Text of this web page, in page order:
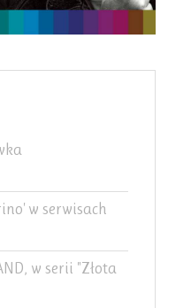
w serwisach
w serii "Złota